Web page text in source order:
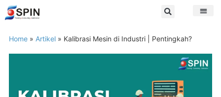
Home » Artikel » Kalibrasi Mesin di Industri | Pentingkah?